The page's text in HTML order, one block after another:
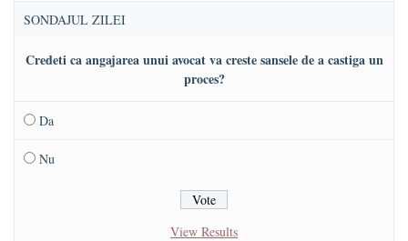
SONDAJUL ZILEI
Credeti ca angajarea unui avocat va creste sansele de a castiga un
proces?
Da
Nu
View Results